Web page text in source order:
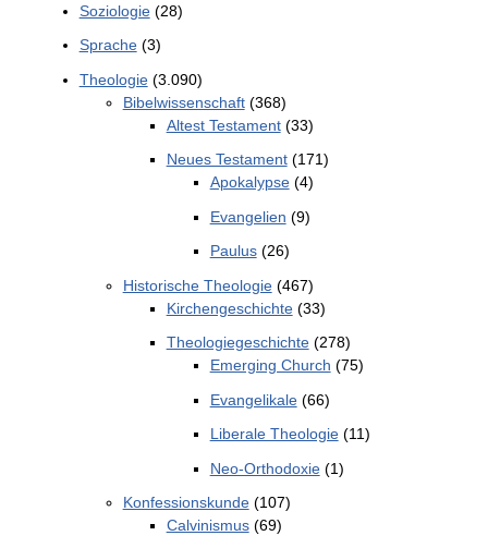
Soziologie(28)
Sprache(3)
Theologie(3.090)
Bibelwissenschaft(368)
Altest Testament(33)
Neues Testament(171)
Apokalypse(4)
Evangelien (9)
Paulus(26)
Historische Theologie(467)
Kirchengeschichte(33)
Theologiegeschichte(278)
Emerging Church (75)
Evangelikale(66)
Liberale Theologie(11)
Neo-Orthodoxie(1)
Konfessionskunde(107)
Calvinismus(69)